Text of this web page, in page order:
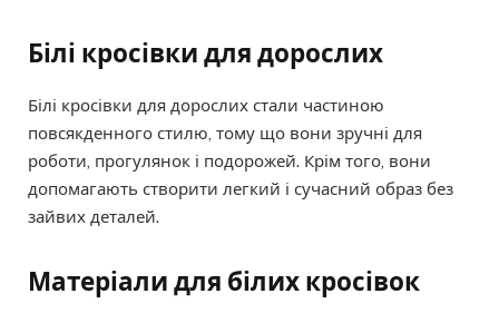
Білі кросівки для дорослих
Білі кросівки для дорослих стали частиною
повсякденного стилю, тому що вони зручні для
роботи, прогулянок і подорожей. Крім того, вони
допомагають створити легкий і сучасний образ без
зайвих деталей.
Матеріали для білих кросівок